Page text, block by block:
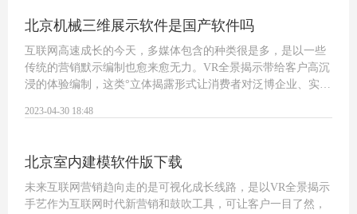
北京机械三维展示软件是国产软件吗
互联网高速成长的今天，多媒体包含的种类很是多，是以一些
传统的营销默示编制也愈来愈无力。VR全景揭示带给客户高沉
浸的体验编制，这类°立体揭露形式让消费者对泛博企业、实体
底；辅佐企业和实体商家揭示奉行…
2023-04-30 18:48
北京室内建模软件版下载
未来互联网营销趋向走的是可视化成长线路，是以VR全景揭示
手艺作为互联网时代新营销和鼓吹工具，可让客户一目了然，